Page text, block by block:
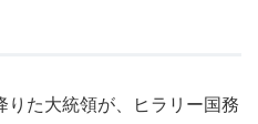
りた大統領が、ヒラリー国務